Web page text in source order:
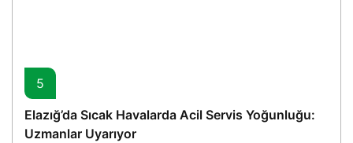
5
Elazığ’da Sıcak Havalarda Acil Servis Yoğunluğu:
Uzmanlar Uyarıyor